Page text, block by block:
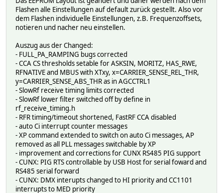
Flashen alle Einstellungen auf default zurück gestellt. Also vor
dem Flashen individuelle Einstellungen, z.B. Frequenzoffsets,
notieren und nacher neu einstellen.
Auszug aus der Changed:
- FULL_PA_RAMPING bugs corrected
- CCA CS thresholds setable for ASKSIN, MORITZ, HAS_RWE,
RFNATIVE and MBUS with XTxy, x=CARRIER_SENSE_REL_THR,
y=CARRIER_SENSE_ABS_THR as in AGCCTRL1
- SlowRf receive timing limits corrected
- SlowRf lower filter switched off by define in
rf_receive_timing.h
- RFR timing/timeout shortened, FastRF CCA disabled
- auto Ci interrupt counter messages
- XP command extended to switch on auto Ci messages, AP
removed as all PLL messages switchable by XP
- improvement and corrections for CUNX RS485 PIG support
- CUNX: PIG RTS controllable by USB Host for serial foward and
RS485 serial forward
- CUNX: DMX interupts changed to HI priority and CC1101
interrupts to MED priority